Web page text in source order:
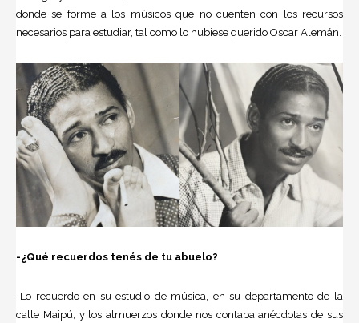
donde se forme a los músicos que no cuenten con los recursos
necesarios para estudiar, tal como lo hubiese querido Oscar Alemán.
-¿Qué recuerdos tenés de tu abuelo?
-Lo recuerdo en su estudio de música, en su departamento de la
calle Maipú, y los almuerzos donde nos contaba anécdotas de sus